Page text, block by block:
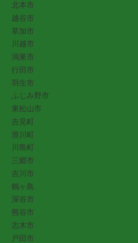
北本市
越谷市
草加市
川越市
鴻巣市
行田市
羽生市
ふじみ野市
東松山市
吉見町
滑川町
川島町
三郷市
吉川市
鶴ヶ島
深谷市
熊谷市
志木市
戸田市